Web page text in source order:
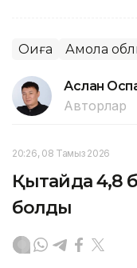
Оқиға Ақмола
Аслан
Авторлар
20:26, 08 Тамыз 2026
Қытайда 4,8
болды